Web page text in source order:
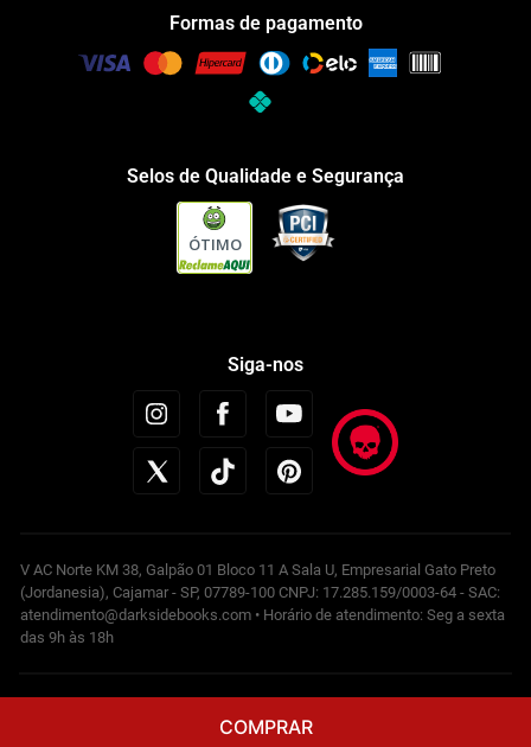
COMPRAR
Formas de pagamento
Selos de Qualidade e Segurança
ÓTIMO
Siga-nos
V AC Norte KM 38, Galpão 01 Bloco 11 A Sala U, Empresarial Gato Preto
(Jordanesia), Cajamar - SP, 07789-100 CNPJ: 17.285.159/0003-64 - SAC:
atendimento@darksidebooks.com • Horário de atendimento: Seg a sexta
das 9h às 18h